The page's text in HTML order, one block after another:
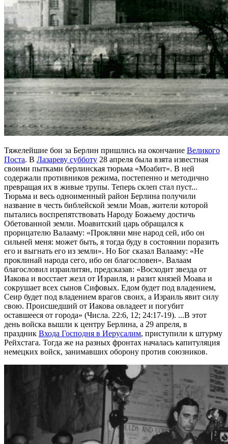
Тяжелейшие бои за Берлин пришлись на окончание Великого
Поста. В Лазареву субботу 28 апреля была взята известная
своими пытками берлинская тюрьма «Моабит». В ней
содержали противников режима, постепенно и методично
превращая их в живые трупы. Теперь склеп стал пуст...
Тюрьма и весь одноименный район Берлина получили
название в честь библейской земли Моав, жители которой
пытались воспрепятствовать Народу Божьему достичь
Обетованной земли. Моавитский царь обращался к
прорицателю Валааму: «Прокляни мне народ сей, ибо он
сильней меня: может быть, я тогда буду в состоянии поразить
его и выгнать его из земли». Но Бог сказал Валааму: «Не
проклинай народа сего, ибо он благословен». Валаам
благословил израилитян, предсказав: «Восходит звезда от
Иакова и восстает жезл от Израиля, и разит князей Моава и
сокрушает всех сынов Сифовых. Едом будет под владением,
Сеир будет под владением врагов своих, а Израиль явит силу
свою. Происшедший от Иакова овладеет и погубит
оставшееся от города» (Числа. 22:6, 12; 24:17-19). ...В этот
день войска вышли к центру Берлина, а 29 апреля, в
праздник Входа Господня в Иерусалим, приступили к штурму
Рейхстага. Тогда же на разных фронтах началась капитуляция
немецких войск, занимавших оборону против союзников.